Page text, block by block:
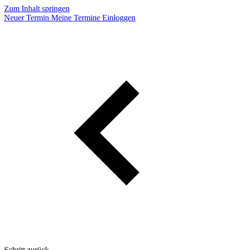
Zum Inhalt springen
Neuer Termin Meine Termine Einloggen